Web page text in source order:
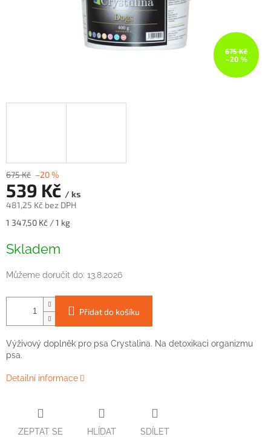
675 Kč
–20 %
675 Kč –20 %
539 Kč / ks
481,25 Kč bez DPH
Měrná
1 347,50 Kč / 1 kg
Skladem
Můžeme doručit do: 13.8.2026
Přidat do košíku
Výživový doplněk pro psa Crystalina. Na detoxikaci organizmu
psa.
Detailní informace
ZEPTAT SE HLÍDAT SDÍLET